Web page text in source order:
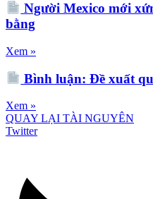
Người Mexico mới
bằng
Xem »
Bình luận: Đề xuất
Xem »
QUAY LẠI TÀI NGUYÊN
Twitter